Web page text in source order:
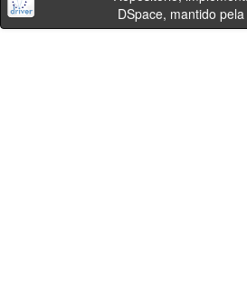
DSpace, mantido